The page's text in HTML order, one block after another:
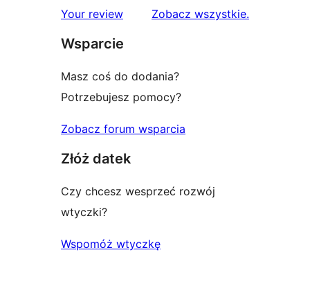
Your review Zobacz wszystkierecenzje
.
Wsparcie
Masz coś do dodania?
Potrzebujesz pomocy?
Zobacz forum wsparcia
Złóż datek
Czy chcesz wesprzeć rozwój
wtyczki?
Wspomóż wtyczkę